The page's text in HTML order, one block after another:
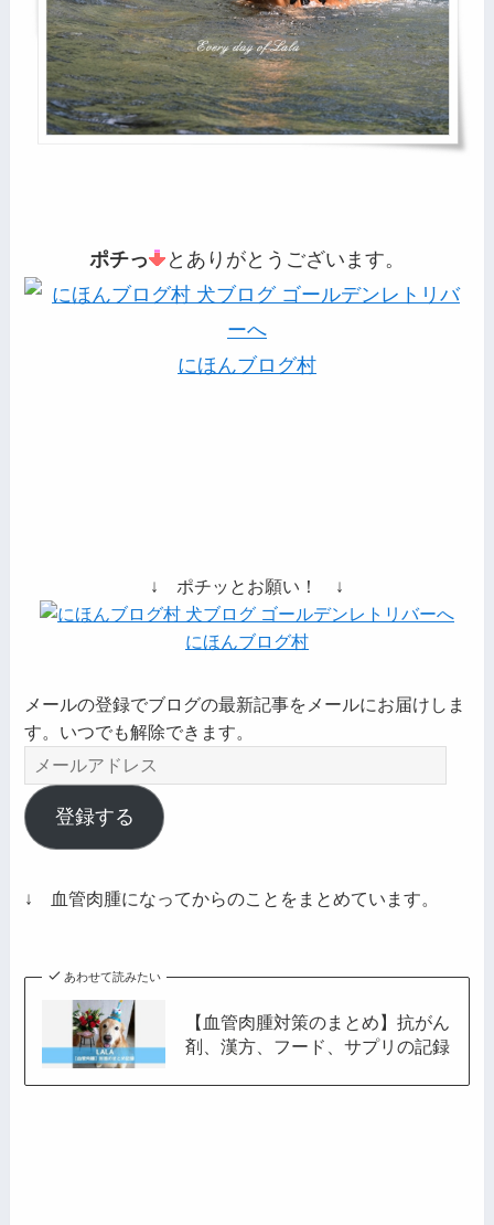
ポチっ とありがとうございます。
にほんブログ村
↓ ポチッとお願い！ ↓
にほんブログ村
メールの登録でブログの最新記事をメールにお届けしま
す。いつでも解除できます。
メ
ー
ル
ア
レ
登録する
↓ 血管肉腫になってからのことをまとめています。
あわせて読みたい
【血管肉腫対策のまとめ】抗がん
剤、漢方、フード、サプリの記録